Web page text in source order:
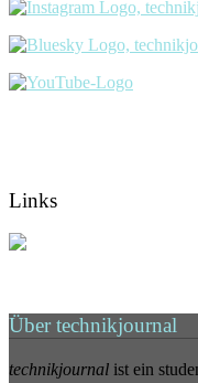
Links
Über technikjournal
technikjournal ist ein